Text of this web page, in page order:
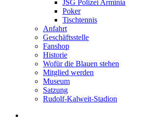
JSG Polizei Arminia
Poker
Tischtennis
Anfahrt
Geschäftsstelle
Fanshop
Historie
Wofür die Blauen stehen
Mitglied werden
Museum
Satzung
Rudolf-Kalweit-Stadion